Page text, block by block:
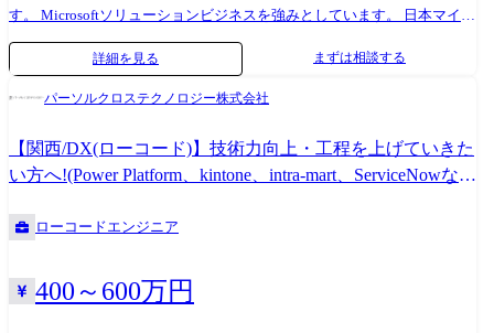
す。 Microsoftソリューションビジネスを強みとしています。 日本マイク
ロソフトが主催するMicrosoft Partner of the Year にて「Solution
Assessments アワード」を受賞しており、トップクラスの先進性と実績が
大のためエンジニアを募集します。 【業務概要】 「Power Platformを活
用した新規DXサービスに関するエンジニア・コンサルポジション」 ・導
入支援(ビジネスモデル作成、アーキテクトなど) ・ローコード開発やプ
ソリューション ・運用、保守(トレーニング、QA対応など) 当部では、
ます。 ローコーディングアプリ開発、ワークフローの自動化、リアルタ
イムデータ分析などの活用により、顧客課題を業務カットで解決しま
詳細を見る まずは相談する
パーソルクロステクノロジー株式会社
【関西/DX(ローコード)】技術力向上・工程を上げていきた
い方へ!(Power Platform、kintone、intra-mart、ServiceNowな
ローコードエンジニア
400～600万円